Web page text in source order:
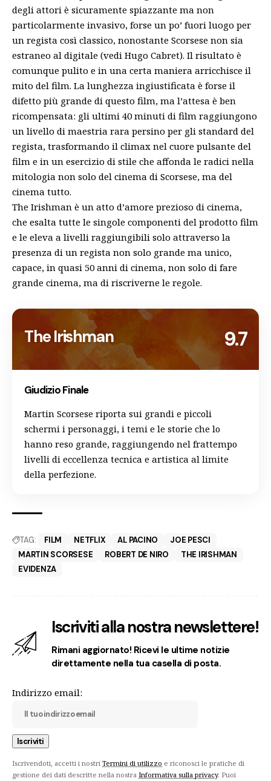
degli attori è sicuramente spiazzante ma non
particolarmente invasivo, forse un po’ fuori luogo per
un regista così classico, nonostante Scorsese non sia
estraneo al digitale (vedi Hugo Cabret). Il risultato è
comunque pulito e in una certa maniera arricchisce il
mito del film. La lunghezza ingiustificata è forse il
difetto più grande di questo film, ma l’attesa è ben
ricompensata: gli ultimi 40 minuti di film raggiungono
un livello di maestria rara persino per gli standard del
regista, trasformando il climax nel cuore pulsante del
film e in un esercizio di stile che affonda le radici nella
mitologia non solo del cinema di Scorsese, ma del
cinema tutto.
The Irishman è un atto d’amore prezioso di cinema,
che esalta tutte le singole componenti del prodotto film
e le eleva a livelli raggiungibili solo attraverso la
presenza di un regista non solo grande ma unico,
capace, in quasi 50 anni di cinema, non solo di fare
grande cinema, ma di riscriverne le regole.
The Irishman 9.7
Giudizio Finale
Martin Scorsese riporta sui grandi e piccoli
schermi i personaggi, i temi e le storie che lo
hanno reso grande, raggiungendo nel frattempo
livelli di eccellenza tecnica e artistica al limite
della perfezione.
TAG: FILM NETFLIX AL PACINO
JOE PESCI
MARTIN SCORSESE
ROBERT DE NIRO
THE IRISHMAN
EVIDENZA
Iscriviti alla nostra newslettere!
Rimani aggiornato! Ricevi le ultime notizie
direttamente nella tua casella di posta.
Indirizzo email:
Iscrivendoti, accetti i nostri Termini di utilizzo e riconosci le pratiche di
gestione dei dati descritte nella nostra Informativa sulla privacy. Puoi